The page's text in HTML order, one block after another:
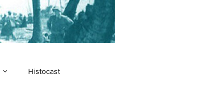
Histocast